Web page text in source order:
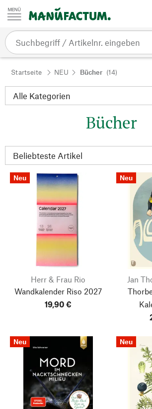
Zum Inhalt springen
Startseite NEU Bücher (14)
Bücher
Neu
Herr & Frau Rio
Wandkalender Riso 2027
19,90 €
Neu
Jan
Neu Neu